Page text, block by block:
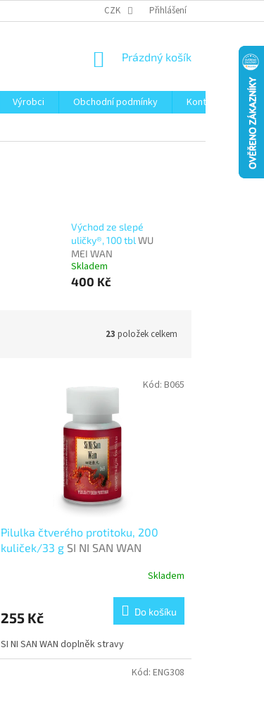
CZK Přihlášení
NÁKUPNÍ
Prázdný košík
Výrobci Obchodní podmínky Kontakty
Východ ze slepé
uličky®, 100 tblWU
MEI WAN
Skladem
400 Kč
23 položek celkem
Pilulka čtverého protitoku, 200
kuliček/33 g SI NI SAN WAN
Skladem
255 Kč Do košíku
SI NI SAN WAN doplněk stravy
Kód: B065
Kód: ENG308